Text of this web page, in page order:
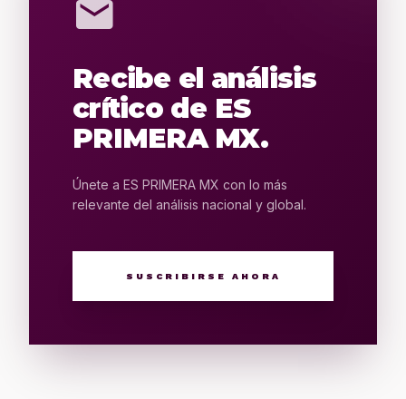
mail
Recibe el análisis
crítico de ES
PRIMERA MX.
Únete a ES PRIMERA MX con lo más
relevante del análisis nacional y global.
SUSCRIBIRSE AHORA